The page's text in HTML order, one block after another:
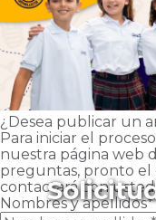
¿Desea publicar un
Para iniciar el
nuestra página web
preguntas, pronto el
contactará con
Nombres y apellidos*